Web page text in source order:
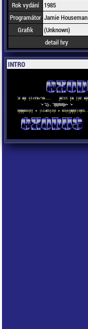
Rok vydání
1985
Programátor Jamie Houseman
Grafik
(Unknown)
detail hry
INTRO